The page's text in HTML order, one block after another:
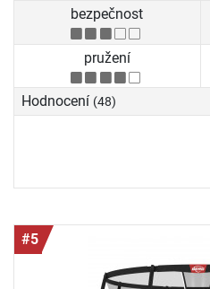
bezpečnost
pružení
Hodnocení (48)
#5